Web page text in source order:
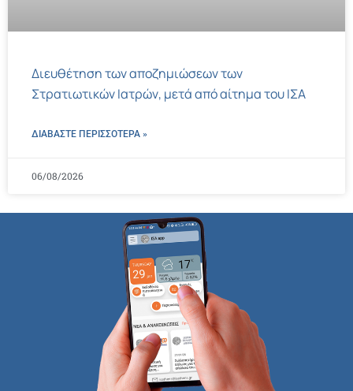
Διευθέτηση των αποζημιώσεων των
Στρατιωτικών Ιατρών, μετά από αίτημα του ΙΣΑ
ΔΙΑΒΑΣΤΕ ΠΕΡΙΣΣΌΤΕΡΑ »
06/08/2026